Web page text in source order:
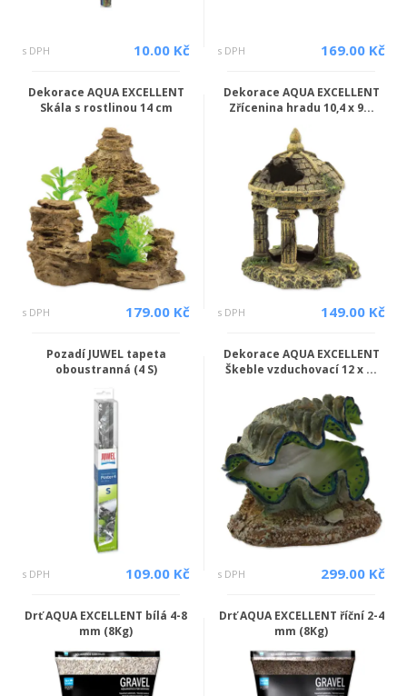
s DPH 10.00 Kč s DPH 169.00 Kč
Dekorace AQUA EXCELLENT
Skála s rostlinou 14 cm
s DPH 179.00 Kč
Dekorace AQUA EXCELLENT
Zřícenina hradu 10,4 x 9...
s DPH 149.00 Kč
Pozadí JUWEL tapeta
oboustranná (4 S)
s DPH 109.00 Kč
Dekorace AQUA EXCELLENT
Škeble vzduchovací 12 x ...
s DPH 299.00 Kč
Drť AQUA EXCELLENT bílá 4-8
mm (8Kg)
Drť AQUA EXCELLENT říční 2-4
mm (8Kg)